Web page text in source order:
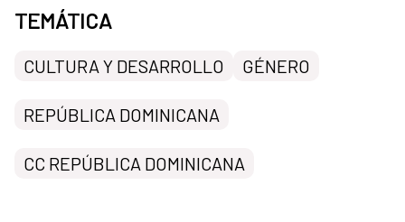
TEMÁTICA
CULTURA Y DESARROLLO GÉNERO
REPÚBLICA DOMINICANA
CC REPÚBLICA DOMINICANA